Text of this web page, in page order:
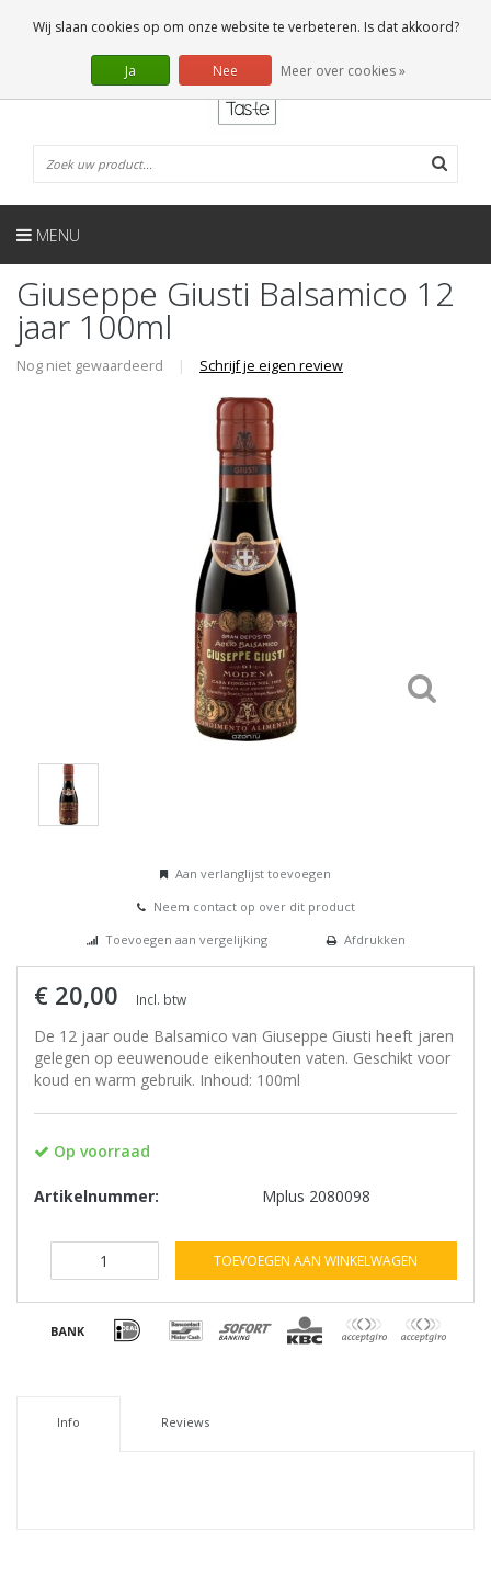
0 Artikelen
NL
MENU
Giuseppe Giusti Balsamico 12
jaar 100ml
Nog niet gewaardeerd | Schrijf je eigen review
Aan verlanglijst toevoegen
Neem contact op over dit product
Toevoegen aan vergelijking
Afdrukken
€ 20,00 Incl. btw
De 12 jaar oude Balsamico van Giuseppe Giusti heeft jaren
gelegen op eeuwenoude eikenhouten vaten. Geschikt voor
koud en warm gebruik. Inhoud: 100ml
Op voorraad
Artikelnummer: Mplus 2080098
TOEVOEGEN AAN WINKELWAGEN
Info Reviews
Wij slaan cookies op om onze website te verbeteren. Is dat akkoord?
Ja Nee Meer over cookies »